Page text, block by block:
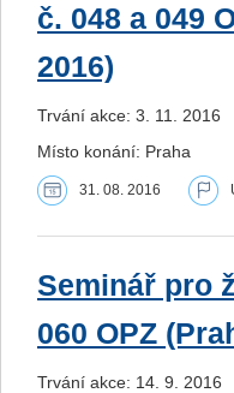
č. 048 a 049
2016)
Trvání akce: 3. 11. 2016
Místo konání: Praha
31. 08. 2016
Seminář pro
060 OPZ
Trvání akce: 14. 9. 2016